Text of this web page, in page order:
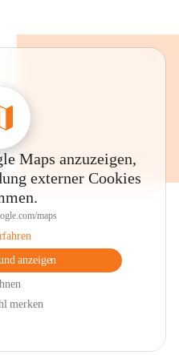
Maps anzuzeigen,
externer Cookies
maps
anzeigen
merken